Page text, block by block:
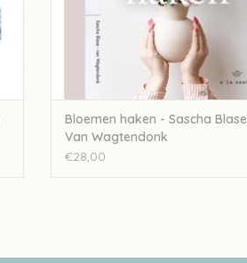
Bloemen haken - Sascha Blase
Van Wagtendonk
€28,00